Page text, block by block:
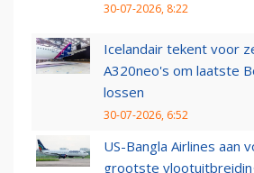
30-07-2026, 8:22
Icelandair tekent voor
A320neo's om laatste
lossen
30-07-2026, 6:52
US-Bangla Airlines aan
grootste